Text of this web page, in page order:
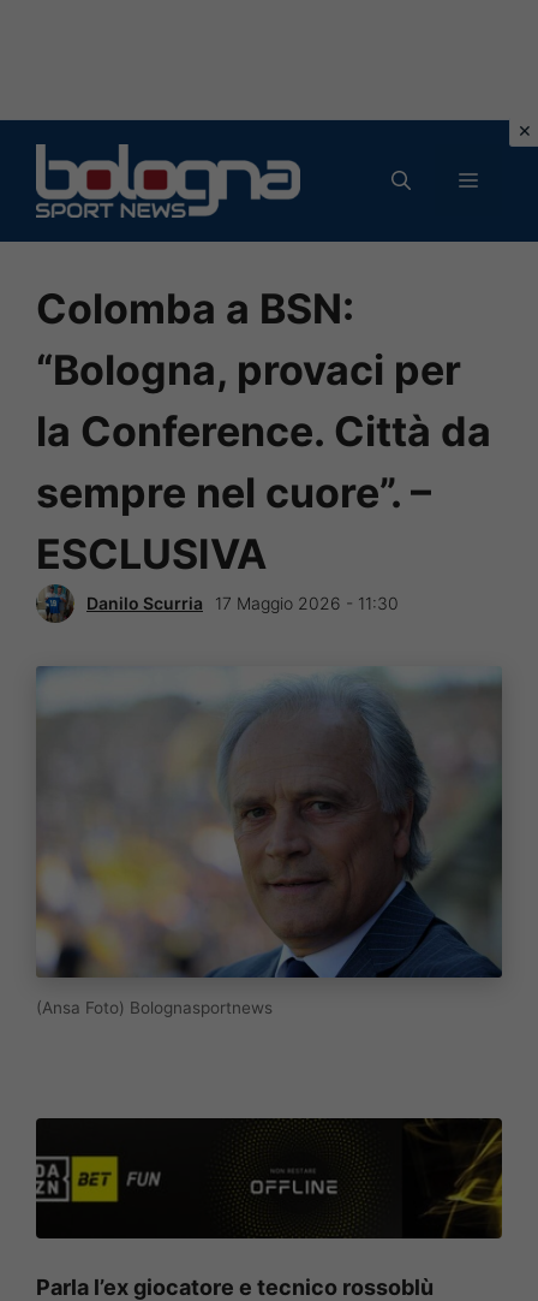
contenuto
MENU
Colomba a BSN:
“Bologna, provaci per
la Conference. Città da
sempre nel cuore”. –
ESCLUSIVA
Danilo Scurria 17 Maggio 2026 - 11:30
(Ansa Foto) Bolognasportnews
Parla l’ex giocatore e tecnico rossoblù